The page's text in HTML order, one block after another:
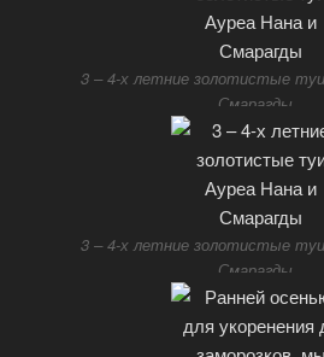
3 – 4-х летние золотистые
Смарагды
3 – 4-х летние золотистые
Смарагды